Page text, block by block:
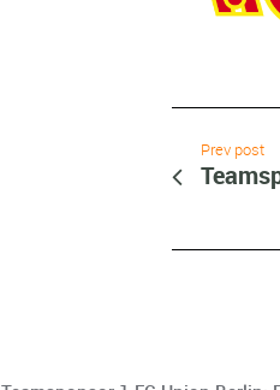
Prev post